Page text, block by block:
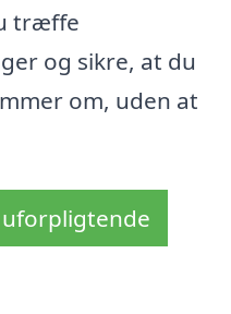
træffe
og sikre, at du
om, uden at